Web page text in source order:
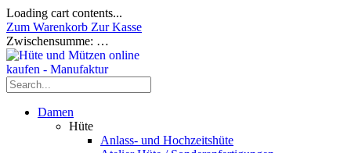
Loading cart contents...
Zum Warenkorb Zur Kasse
Zwischensumme: …
Damen
Hüte
Anlass- und Hochzeitshüte